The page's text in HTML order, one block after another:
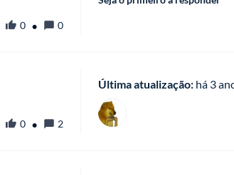
0 • 0
0 • 2
Última atualização: há 3